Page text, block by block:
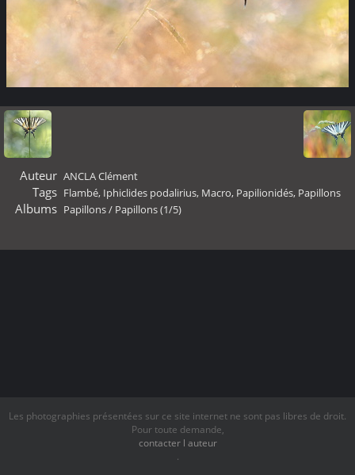
Auteur ANCLA Clément
Tags Flambé, Iphiclides podalirius, Macro, Papilionidés, Papillons
Albums Papillons/ Papillons (1/5)
Les photographies présentées sur ce site internet ne sont pas libres de droit.
Pour toute demande,
contacter l auteur
.